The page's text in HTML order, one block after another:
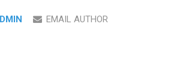
EMAIL AUTHOR